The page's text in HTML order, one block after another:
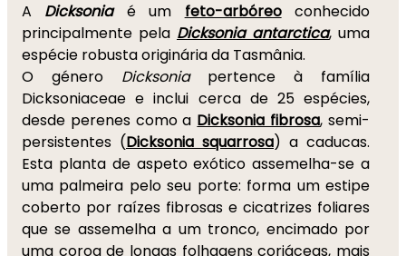
A Dicksoniaé um feto-arbóreoconhecido
principalmente pela Dicksonia antarctica, uma
espécie robusta originária da Tasmânia.
O género Dicksoniapertence à família
Dicksoniaceae e inclui cerca de 25 espécies,
desde perenes como a Dicksonia fibrosa, semi-
persistentes (Dicksonia squarrosa) a caducas.
Esta planta de aspeto exótico assemelha-se a
uma palmeira pelo seu porte: forma um estipe
coberto por raízes fibrosas e cicatrizes foliares
que se assemelha a um tronco, encimado por
uma coroa de longas folhagens coriáceas, mais